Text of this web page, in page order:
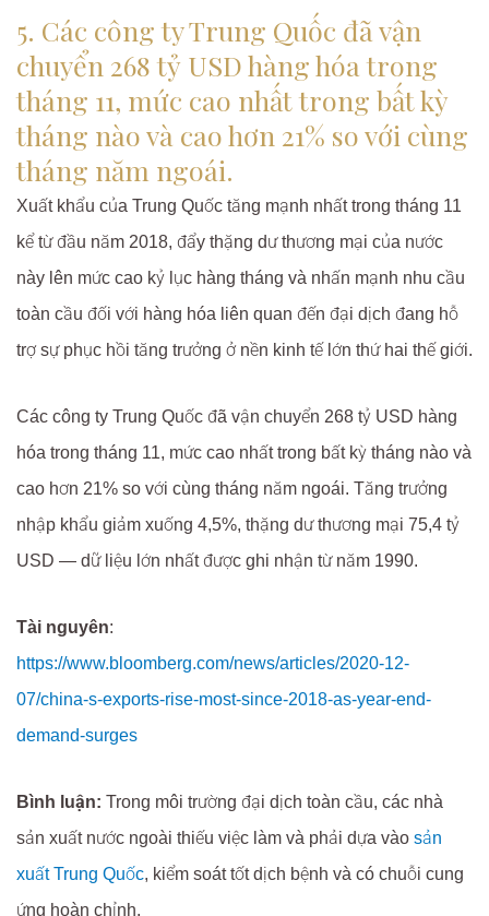
5. Các công ty Trung Quốc đã vận
chuyển 268 tỷ USD hàng hóa trong
tháng 11, mức cao nhất trong bất kỳ
tháng nào và cao hơn 21% so với cùng
tháng năm ngoái.
Xuất khẩu của Trung Quốc tăng mạnh nhất trong tháng 11
kể từ đầu năm 2018, đẩy thặng dư thương mại của nước
này lên mức cao kỷ lục hàng tháng và nhấn mạnh nhu cầu
toàn cầu đối với hàng hóa liên quan đến đại dịch đang hỗ
trợ sự phục hồi tăng trưởng ở nền kinh tế lớn thứ hai thế giới.
Các công ty Trung Quốc đã vận chuyển 268 tỷ USD hàng
hóa trong tháng 11, mức cao nhất trong bất kỳ tháng nào và
cao hơn 21% so với cùng tháng năm ngoái. Tăng trưởng
nhập khẩu giảm xuống 4,5%, thặng dư thương mại 75,4 tỷ
USD — dữ liệu lớn nhất được ghi nhận từ năm 1990.
Tài nguyên:
https://www.bloomberg.com/news/articles/2020-12-
07/china-s-exports-rise-most-since-2018-as-year-end-
demand-surges
Bình luận: Trong môi trường đại dịch toàn cầu, các nhà
sản xuất nước ngoài thiếu việc làm và phải dựa vào sản
xuất Trung Quốc, kiểm soát tốt dịch bệnh và có chuỗi cung
ứng hoàn chỉnh.